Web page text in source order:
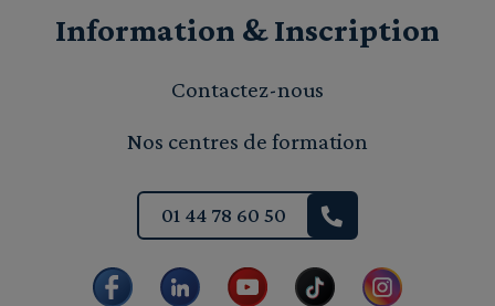
Information & Inscription
Contactez-nous
Nos centres de formation
01 44 78 60 50